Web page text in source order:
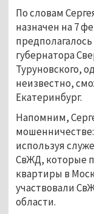
По словам
назначен на 7
губернатора
Туруновского,
неизвестно,
Екатеринбург.
Напомним,
используя
СвЖД, которые
квартиры в
участвовали
области.